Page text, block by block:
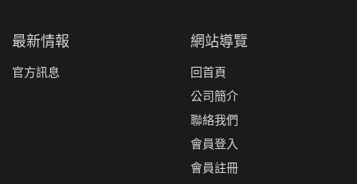
最新情報
官方訊息
網站導覽
回首頁
公司簡介
聯絡我們
會員登入
會員註冊